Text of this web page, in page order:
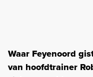
Waar Feyenoord
van hoofdtrainer